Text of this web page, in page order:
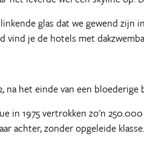
glas dat we gewend zijn
je de hotels met
na het einde van een
in 1975 vertrokken zo'n
achter, zonder opgeleide